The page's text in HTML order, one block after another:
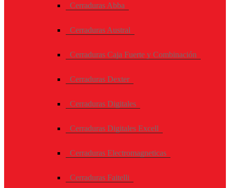
Cerraduras Abba
Cerraduras Austral
Cerraduras Caja Fuerte y Combinación
Cerraduras Dexter
Cerraduras Digitales
Cerraduras Digitales Excell
Cerraduras Electromagneticas
Cerraduras Faitelli